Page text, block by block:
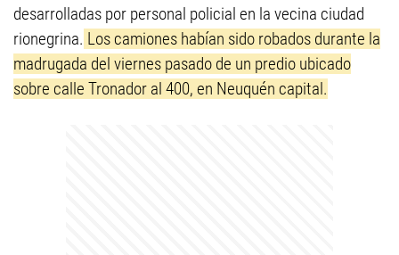
desarrolladas por personal policial en la vecina ciudad
rionegrina. Los camiones habían sido robados durante la
madrugada del viernes pasado de un predio ubicado
sobre calle Tronador al 400, en Neuquén capital.